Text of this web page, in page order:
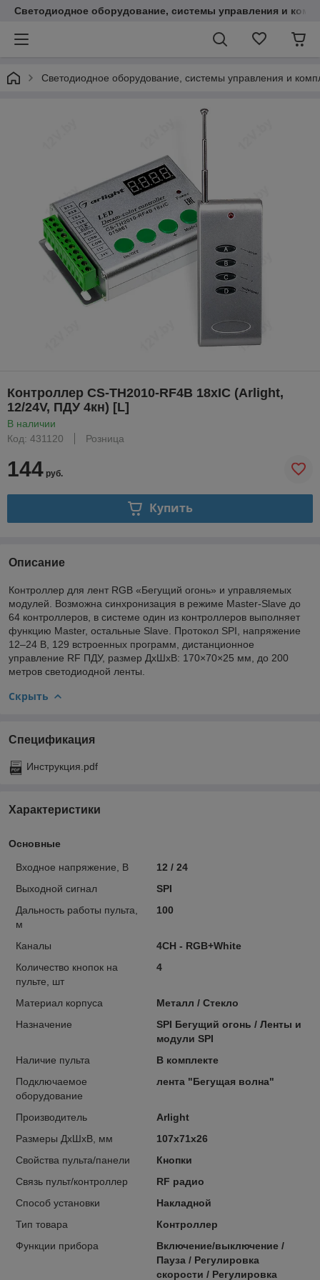
Светодиодное оборудование, системы управления и
Светодиодное оборудование, системы управления и
Контроллер CS-TH2010-RF4B 18xIC (Arlight,
12/24V, ПДУ 4кн) [L]
В наличии
Код: 431120
Розница
144 руб.
Купить
Описание
Контроллер для лент RGB «Бегущий огонь» и управляемых
модулей. Возможна синхронизация в режиме Master-Slave до
64 контроллеров, в системе один из контроллеров выполняет
функцию Master, остальные Slave. Протокол SPI, напряжение
12–24 В, 129 встроенных программ, дистанционное
управление RF ПДУ, размер ДхШхВ: 170×70×25 мм, до 200
метров светодиодной ленты.
Скрыть
Спецификация
Инструкция.pdf
Характеристики
Основные
Входное напряжение, В
12 / 24
Выхoдной сигнал
SPI
Дальность работы пульта,
м
100
Каналы
4CH - RGB+White
Количество кнопок на
пульте, шт
4
Материал корпуса
Металл / Стекло
Назначение
SPI Бегущий огонь / Ленты и
модули SPI
Наличие пульта
В комплекте
Подключаемое
оборудование
лента "Бегущая волна"
Прoизвoдитель
Arlight
Размеры ДхШхВ, мм
107х71х26
Свойства пульта/панели
Кнопки
Связь пульт/контроллер
RF радио
Способ установки
Накладной
Тип тoвара
Контроллер
Функции прибора
Включение/выключение /
Пауза / Регулировка
скорости / Регулировка